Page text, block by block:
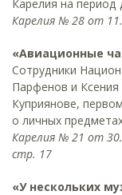
Карелия на период
Карелия № 28 от
«Авиационные
Сотрудники
Парфенов и
Куприянове,
о личных
Карелия № 21 от
стр. 17
«У нескольких